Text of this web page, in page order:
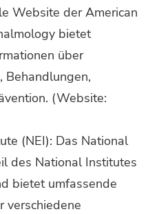
Website der American
bietet
über
Behandlungen,
(Website:
(NEI): Das National
des National Institutes
bietet umfassende
verschiedene